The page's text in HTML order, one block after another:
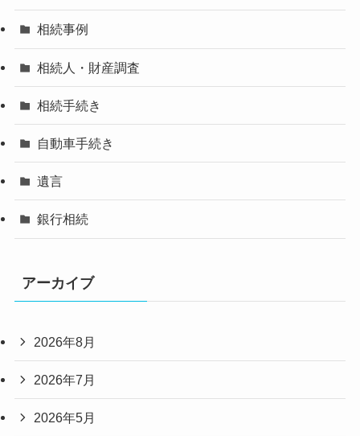
相続事例
相続人・財産調査
相続手続き
自動車手続き
遺言
銀行相続
アーカイブ
2026年8月
2026年7月
2026年5月